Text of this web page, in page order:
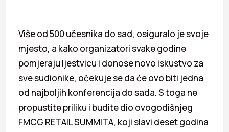
Više od 500 učesnika do sad, osiguralo je svoje
mjesto, a kako organizatori svake godine
pomjeraju ljestvicu i donose novo iskustvo za
sve sudionike, očekuje se da će ovo biti jedna
od najboljih konferencija do sada. S toga ne
propustite priliku i budite dio ovogodišnjeg
FMCG RETAIL SUMMITA, koji slavi deset godina